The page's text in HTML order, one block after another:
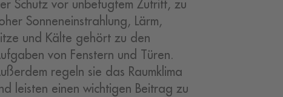
Schutz vor unbefugtem Zutritt, zu
Sonneneinstrahlung, Lärm,
und Kälte gehört zu den
von Fenstern und Türen.
regeln sie das Raumklima
leisten einen wichtigen Beitrag zu